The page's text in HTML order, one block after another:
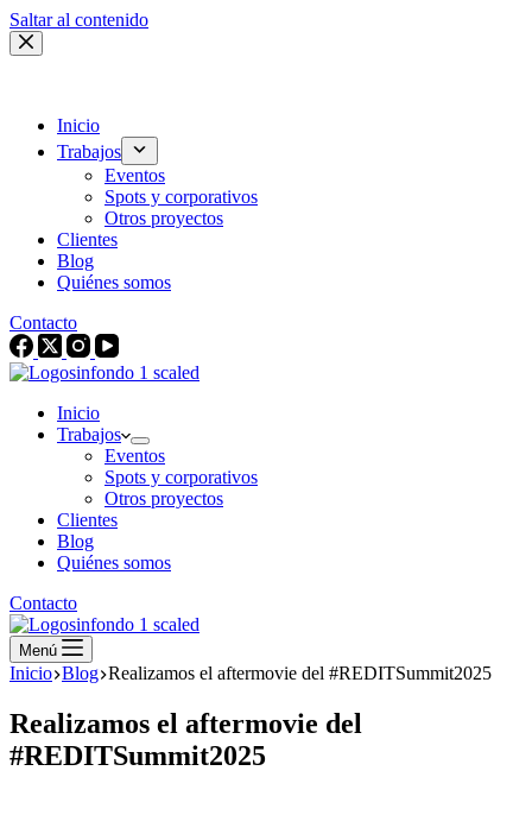
Saltar al contenido
Inicio
Trabajos
Eventos
Spots y corporativos
Otros proyectos
Clientes
Blog
Quiénes somos
Contacto
Inicio
Trabajos
Eventos
Spots y corporativos
Otros proyectos
Clientes
Blog
Quiénes somos
Contacto
Menú
Inicio Blog Realizamos el aftermovie del #REDITSummit2025
Realizamos el aftermovie del
#REDITSummit2025